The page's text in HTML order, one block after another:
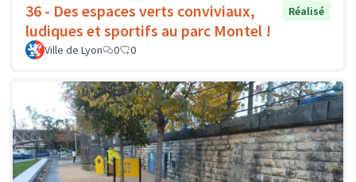
36 - Des espaces verts conviviaux,
ludiques et sportifs au parc Montel !
Réalisé
Ville de Lyon 0 0